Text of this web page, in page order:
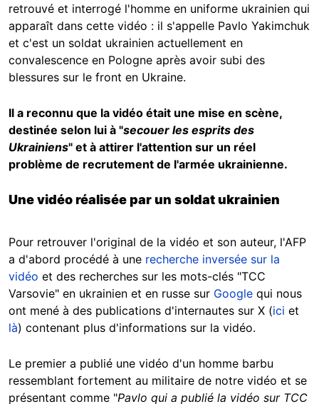
retrouvé et interrogé l'homme en uniforme ukrainien qui
apparaît dans cette vidéo : il s'appelle Pavlo Yakimchuk
et c'est un soldat ukrainien actuellement en
convalescence en Pologne après avoir subi des
blessures sur le front en Ukraine.
Il a reconnu que la vidéo était une mise en scène,
destinée selon lui à "secouer les esprits des
Ukrainiens" et à attirer l'attention sur un réel
problème de recrutement de l'armée ukrainienne.
Une vidéo réalisée par un soldat ukrainien
Pour retrouver l'original de la vidéo et son auteur, l'AFP
a d'abord procédé à une recherche inversée sur la
vidéo et des recherches sur les mots-clés "TCC
Varsovie" en ukrainien et en russe sur Google qui nous
ont mené à des publications d'internautes sur X (ici et
là) contenant plus d'informations sur la vidéo.
Le premier a publié une vidéo d'un homme barbu
ressemblant fortement au militaire de notre vidéo et se
présentant comme "Pavlo qui a publié la vidéo sur TCC